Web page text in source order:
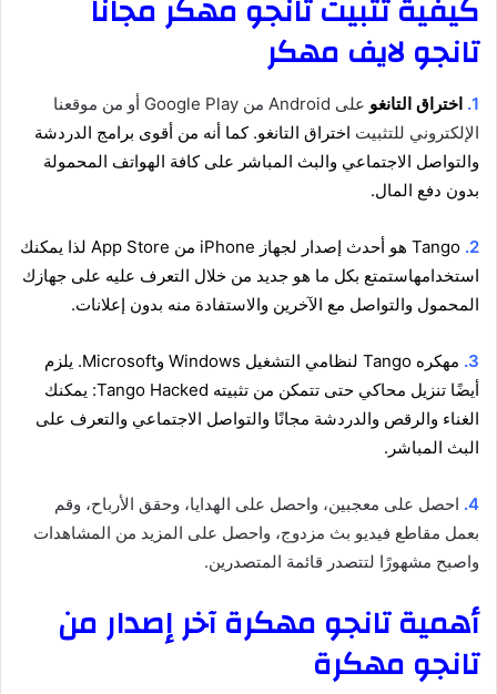
كيفية تثبيت تانجو مهكر مجانا
تانجو لايف مهكر
1
. اختراق التانغو
على Android من Google Play أو من موقعنا
الإلكتروني للتثبيت اختراق التانغو. كما أنه من أقوى برامج الدردشة
والتواصل الاجتماعي والبث المباشر على كافة الهواتف المحمولة
بدون دفع المال.
2
.
Tango هو أحدث إصدار لجهاز iPhone من App Store لذا يمكنك
استخدامهاستمتع بكل ما هو جديد من خلال التعرف عليه على جهازك
المحمول والتواصل مع الآخرين والاستفادة منه بدون إعلانات.
3.
مهكره Tango لنظامي التشغيل Windows وMicrosoft. يلزم
أيضًا تنزيل محاكي حتى تتمكن من تثبيته
Tango Hacked: يمكنك
الغناء والرقص والدردشة مجانًا والتواصل الاجتماعي والتعرف على
البث المباشر.
4. احصل على معجبين، واحصل على الهدايا، وحقق الأرباح، وقم
بعمل مقاطع فيديو بث مزدوج، واحصل على المزيد من المشاهدات
واصبح مشهورًا لتتصدر قائمة المتصدرين.
أهمية تانجو مهكرة آخر إصدار من
تانجو مهكرة